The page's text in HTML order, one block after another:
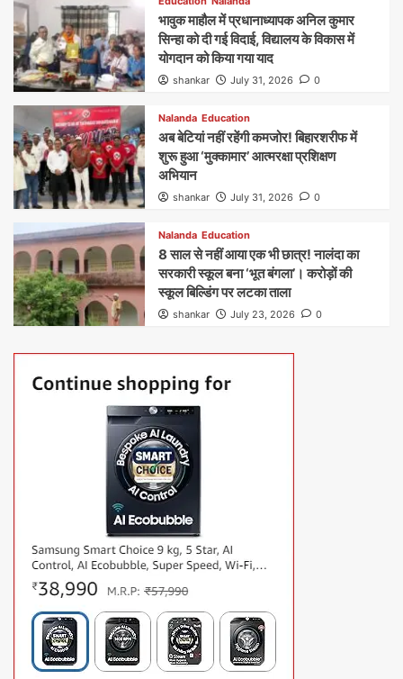
भावुक माहौल में प्रधानाध्यापक अनिल कुमार
सिन्हा को दी गई विदाई, विद्यालय के विकास में
योगदान को किया गया याद
shankar July 31, 2026 0
Nalanda Education
अब बेटियां नहीं रहेंगी कमजोर! बिहारशरीफ में
शुरू हुआ ‘मुक्कामार’ आत्मरक्षा प्रशिक्षण
अभियान
shankar July 31, 2026 0
Nalanda Education
8 साल से नहीं आया एक भी छात्र! नालंदा का
सरकारी स्कूल बना ‘भूत बंगला’। करोड़ों की
स्कूल बिल्डिंग पर लटका ताला
shankar July 23, 2026 0